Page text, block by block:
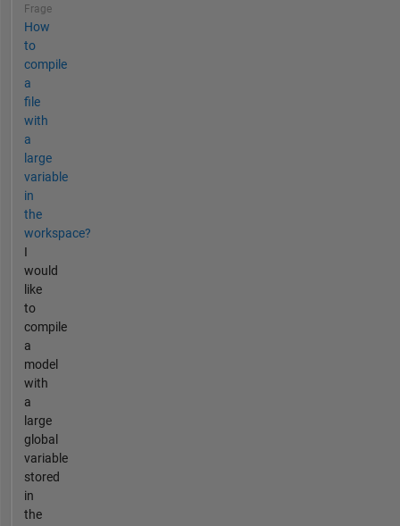
Frage
How
to
compile
a
file
with
a
large
variable
in
the
workspace?
I
would
like
to
compile
a
model
with
a
large
global
variable
stored
in
the